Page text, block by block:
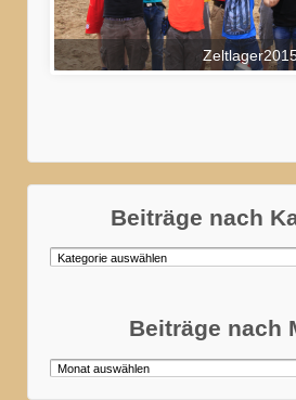
Beiträge nach
Beiträge nach